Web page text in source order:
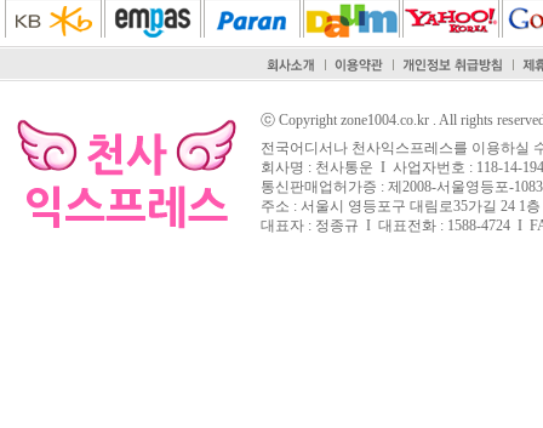
ⓒ Copyright zone1004.co.kr . All rights
전국어디서나 천사익스프레스를 이용하실
회사명 : 천사통운 I 사업자번호 : 118-14-
통신판매업허가증 : 제2008-서울영등포-
주소 : 서울시 영등포구 대림로35가길 24 1
대표자 : 정종규 I 대표전화 : 1588-4724 I